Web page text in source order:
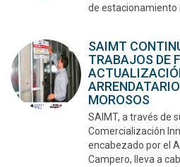
de estacionamiento
SAIMT
TRABAJOS DE
MOROSOS
SAIMT, a través de
Comercialización
encabezado por el
Campero, lleva a